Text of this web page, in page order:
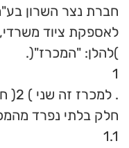
חברת נצר השרון
לאספקת ציוד משרדי,
)להלן: "המכרז"(.
1
.
חלק בלתי נפרד
1.1